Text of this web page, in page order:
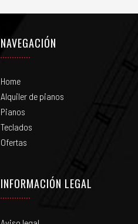
NAVEGACIÓN
Home
Alquiler de pianos
Pianos
Teclados
Ofertas
INFORMACIÓN LEGAL